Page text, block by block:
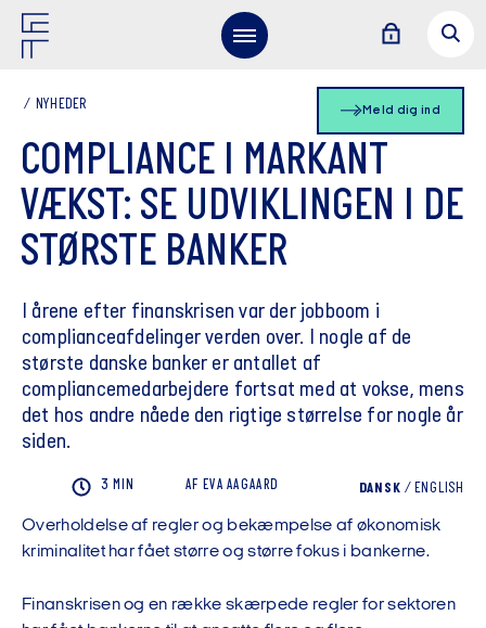
Meld dig ind
NYHEDER
COMPLIANCE I MARKANT
VÆKST: SE UDVIKLINGEN I DE
STØRSTE BANKER
I årene efter finanskrisen var der jobboom i
complianceafdelinger verden over. I nogle af de
største danske banker er antallet af
compliancemedarbejdere fortsat med at vokse, mens
det hos andre nåede den rigtige størrelse for nogle år
siden.
3 MIN AF EVAAAGAARD DANSK / ENGLISH
Overholdelse af regler og bekæmpelse af økonomisk
kriminalitet har fået større og større fokus i bankerne.
Finanskrisen og en række skærpede regler for sektoren